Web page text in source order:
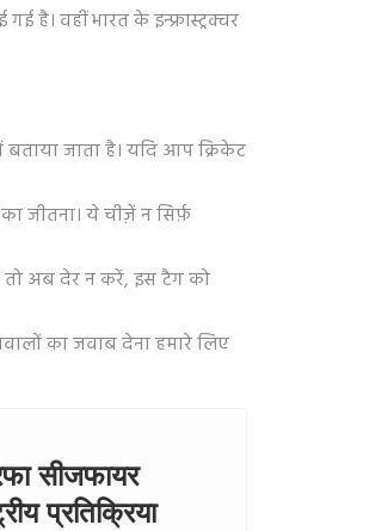
है। वहीं भारत के इन्फ्रास्ट्रक्चर
जाता है। यदि आप क्रिकेट
जीतना। ये चीज़ें न सिर्फ़
तो अब देर न करें, इस टैग को
का जवाब देना हमारे लिए
सीजफायर
प्रतिक्रिया